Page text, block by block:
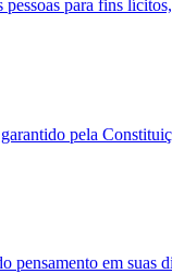
para fins
pela
em suas